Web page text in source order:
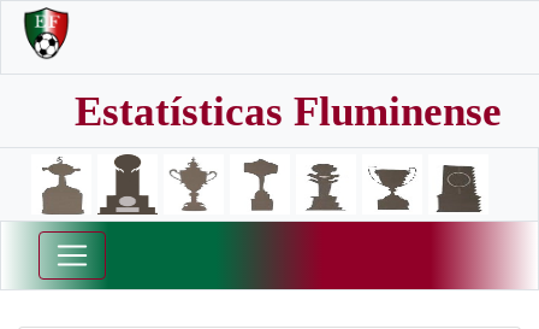
Estatísticas Fluminense